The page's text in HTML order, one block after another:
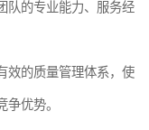
队的专业能力、服务经
效的质量管理体系，使
优势。